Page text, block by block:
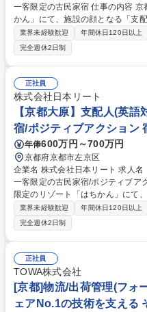
一客限定の古民家宿 仕事の内容 京都大原の1日1組限定のリゾート「はち
かん」にて、施設の顔となる「支
担当）」として、富裕層や法人顧
せします。 ・国内外の富裕層・VIP顧客に対するチェックインからご出発
までのアテンド全般、語学力（英
細やかな対応とコミュニケーショ
空間演出、お客様の滞在中のあら
かつ迅速な対応（コンシェルジュ
高めるためのサービス改善や企画
す。 募集職種 【京都大原】支
業界未経験歓迎 年間休日120日以上
完全週休2日制
正社員
株式会社日本リート
【京都大原】支配人(英
宿/ポジティブアクション
年俸600万円～700万円
京都府京都市左京区
企業名 株式会社日本リート 求人名 【京都大原】支配人（英語対応）/一日
一客限定の古民家宿/ポジティブアクション 仕事の内容 京
限定のリゾート「はちかん」にて
ーションズ・VIP対応担当）」と
おもてなし全般をお任せします。 ・国内外の富裕層・VIP顧客に対するチ
ェックインからご出発までのアテ
外国人ゲストへのきめ細やかな対
上質な接客サービスと空間演出、
りごとに対する、柔軟かつ迅速な
ん」のブランド価値を高めるため
用しての業務となります。 募集職種 【京都大原】支配人（英語対応）/一
日一客限定の古民家宿/ポジティブ
業界未経験歓迎 年間休日120日以上
完全週休2日制
正社員
TOWA株式会社
[京都]物流/出荷管理(フォ
ェアNo.1の技術を支える